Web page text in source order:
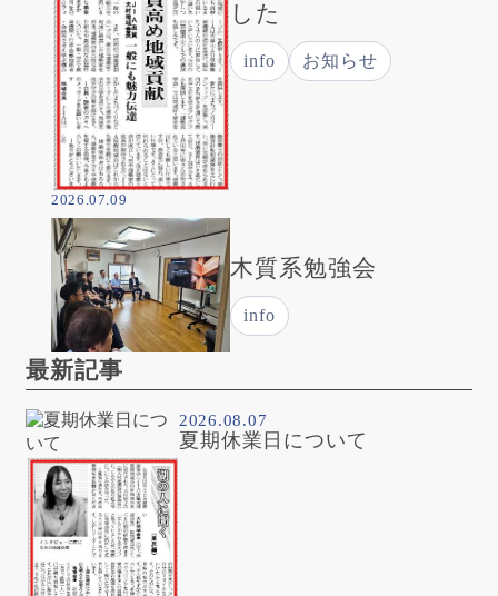
した
info お知らせ
2026.07.09
木質系勉強会
info
最新記事
2026.08.07
夏期休業日について